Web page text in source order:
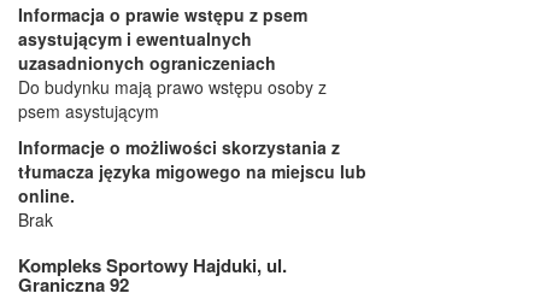
Informacja o prawie wstępu z psem
asystującym i ewentualnych
uzasadnionych ograniczeniach
Do budynku mają prawo wstępu osoby z
psem asystującym
Informacje o możliwości skorzystania z
tłumacza języka migowego na miejscu lub
online.
Brak
Kompleks Sportowy Hajduki, ul.
Graniczna 92